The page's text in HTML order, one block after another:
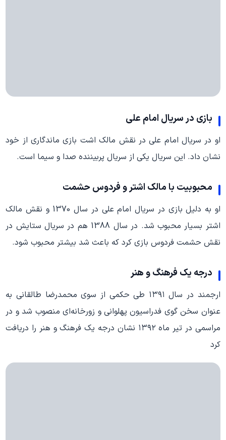
بازی در سریال امام علی
او در سریال امام علی در نقش مالک اشت بازی ماندگاری از خود
نشان داد. این سریال یکی از سریال پربیننده صدا و سیما است.
محبوبیت با مالک اشتر و فردوس حشمت
او به دلیل بازی در سریال امام علی در سال 1370 و نقش مالک
اشتر بسیار محبوب شد. در سال 1388 هم در سریال ستایش در
نقش حشمت فردوس بازی کرد که باعث شد بیشتر محبوب شود.
درجه یک فرهنگ و هنر
ارجمند در سال ۱۳۹۱ طی حکمی از سوی محمدرضا طالقانی به
عنوان سخن گوی فدراسیون پهلوانی و زورخانه‌ای منصوب شد و در
مراسمی در تیر ماه ۱۳۹۲ نشان درجه یک فرهنگ و هنر را دریافت
کرد